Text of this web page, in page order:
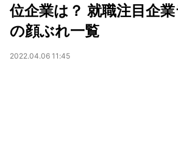
位企業は？ 就職注目企
の顔ぶれ一覧
2022.04.06 11:45